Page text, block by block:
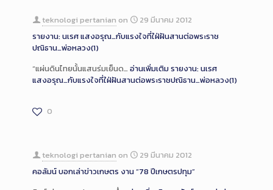
teknologi pertanian on
29 มีนาคม 2012
รายงาน: นเรศ แสงอรุณ…กับแรงใจที่ใฝ่ฝันสานต่อพระราช
ปณิธาน…พ่อหลวง(1)
“แผ่นดินไทยนั้นแสนร่มเย็นด… อ่านเพิ่มเติมรายงาน: นเรศ
แสงอรุณ…กับแรงใจที่ใฝ่ฝันสานต่อพระราชปณิธาน…พ่อหลวง(1)
0
teknologi pertanian on
29 มีนาคม 2012
คอลัมน์ บอกเล่าข่าวเกษตร งาน “78 ปีเกษตรปทุม”